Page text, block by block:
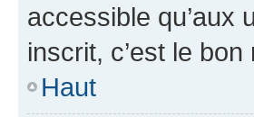
accessible qu’aux
inscrit, c’est le
Haut